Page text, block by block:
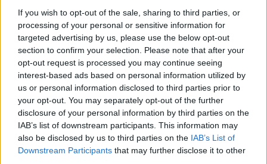
If you wish to opt-out of the sale, sharing to third parties, or
processing of your personal or sensitive information for
targeted advertising by us, please use the below opt-out
section to confirm your selection. Please note that after your
opt-out request is processed you may continue seeing
interest-based ads based on personal information utilized by
us or personal information disclosed to third parties prior to
your opt-out. You may separately opt-out of the further
disclosure of your personal information by third parties on the
IAB’s list of downstream participants. This information may
also be disclosed by us to third parties on the IAB’s List of
Downstream Participants that may further disclose it to other
önmagában sem egyszerű probléma sokszor. De mi
a helyzet azokban a ...
Habitadule
Cyr•2011. február 28.
Az alábbi, végtelenül egyszerű, nagyobbacskáknak
ajánlott építőjátékot aMon Petit Art-nál kutakodva
leltem.
Maria Compagnon, francia designer ...